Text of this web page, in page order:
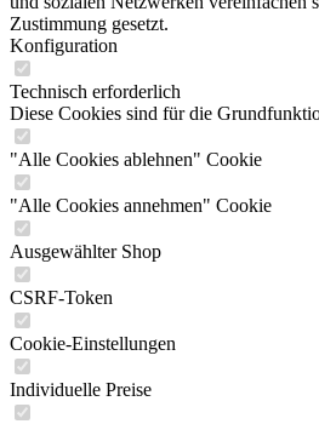
Zustimmung gesetzt.
Konfiguration
Technisch erforderlich
Diese Cookies sind für die
"Alle Cookies ablehnen" Cookie
"Alle Cookies annehmen" Cookie
Ausgewählter Shop
CSRF-Token
Cookie-Einstellungen
Individuelle Preise